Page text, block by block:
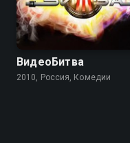
ВидеоБитва
2010, Россия, Комедии